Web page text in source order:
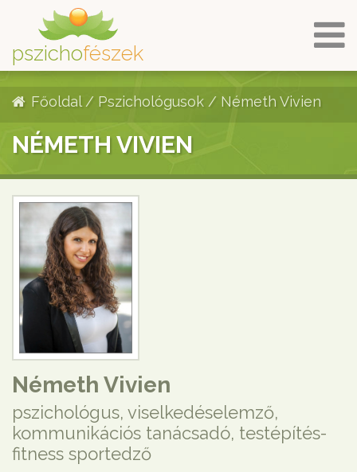
pszichofészek
Főoldal/ Pszichológusok / Németh Vivien
NÉMETH VIVIEN
Németh Vivien
pszichológus, viselkedéselemző,
kommunikációs tanácsadó, testépítés-
fitness sportedző